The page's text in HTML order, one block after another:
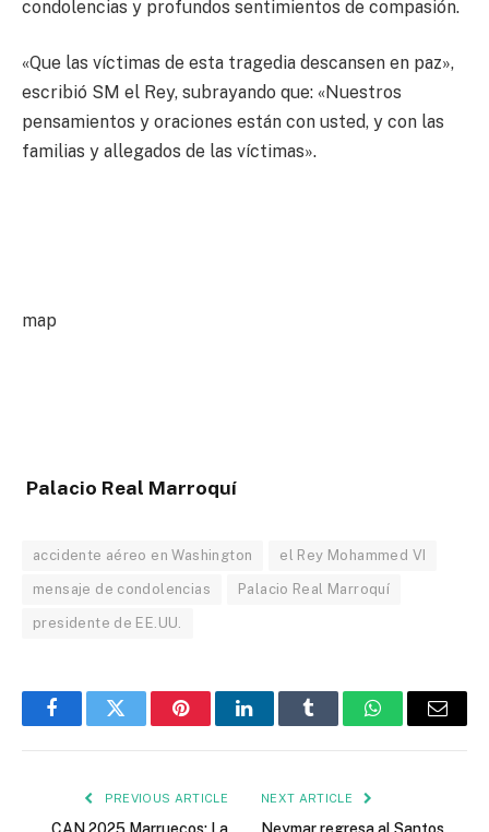
condolencias y profundos sentimientos de compasión.
«Que las víctimas de esta tragedia descansen en paz»,
escribió SM el Rey, subrayando que: «Nuestros
pensamientos y oraciones están con usted, y con las
familias y allegados de las víctimas».
map
Palacio Real Marroquí
accidente aéreo en Washington el Rey Mohammed VI
mensaje de condolencias Palacio Real Marroquí
presidente de EE.UU.
FacebookTwitter PinterestLinkedInTumblr WhatsAppEmail
PREVIOUS ARTICLE NEXT ARTICLE